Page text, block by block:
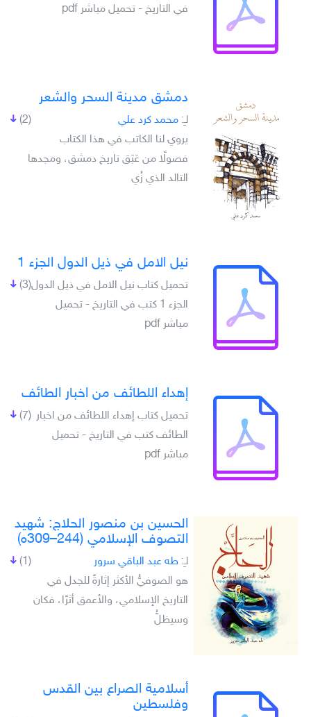
في التاريخ - تحميل مباشر pdf
دمشق مدينة السحر والشعر
(2) لـِ: محمد كرد علي
يروي لنا الكاتب في هذا الكتاب
فصولًا من عَبَق تاريخ دمشق، ومجدها
التالد الذي زُي
نيل الامل في ذيل الدول الجزء 1
(3)تحميل كتاب نيل الامل في ذيل الدول
الجزء 1 كتب في التاريخ - تحميل
مباشر pdf
إهداء اللطائف من اخبار الطائف
(7) تحميل كتاب إهداء اللطائف من اخبار
الطائف كتب في التاريخ - تحميل
مباشر pdf
الحسين بن منصور الحلاج: شهيد
التصوف الإسلامي (244–309ه)
(1) لـِ: طه عبد الباقي سرور
هو الصوفيُّ الأكثر إثارةً للجدل في
التاريخ الإسلامي، والأعمق أثرًا، فكان
وسيظلُّ
أسلامية الصراع بين القدس
وفلسطين